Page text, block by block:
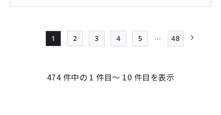
ジ
Page
1
Page
2
Page
3
Page
4
Page
5 …
最終ページ
48
474 件中の 1 件目～ 10 件目を表示